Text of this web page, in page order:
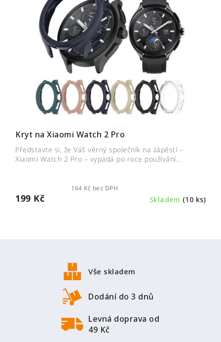
Kryt na Xiaomi Watch 2 Pro
Skladem (10 ks)
164 Kč bez DPH
199 Kč
Představte si, že Váš věrný společník na zápěstí –
Xiaomi Watch 2 Pro – vypadá po roce používání...
Vše skladem
Dodání do 3 dnů
Levná doprava od
49 Kč